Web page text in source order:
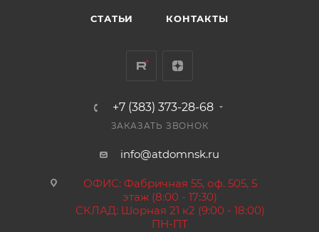
СТАТЬИ КОНТАКТЫ
+7 (383) 373-28-68
ЗАКАЗАТЬ ЗВОНОК
info@atdomnsk.ru
ОФИС: Фабричная 55, оф. 505, 5
этаж (8:00 - 17:30)
СКЛАД: Шорная 21 к2 (9:00 - 18:00)
ПН-ПТ